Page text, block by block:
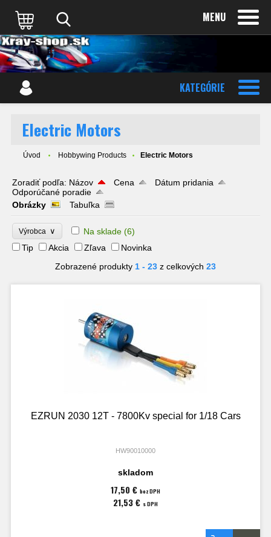
MENU
KATEGÓRIE
Electric Motors
Úvod Hobbywing Products Electric Motors
Zoradiť podľa: Názov Cena
Dátum pridania
Odporúčané poradie
Obrázky
Tabuľka
Výrobca ∨ Na sklade (6)
Tip
Akcia Zľava
Novinka
Zobrazené produkty 1 - 23 z celkových 23
EZRUN 2030 12T - 7800Kv special for 1/18 Cars
HW90010000
skladom
17,50 € bez DPH
21,53 € s DPH